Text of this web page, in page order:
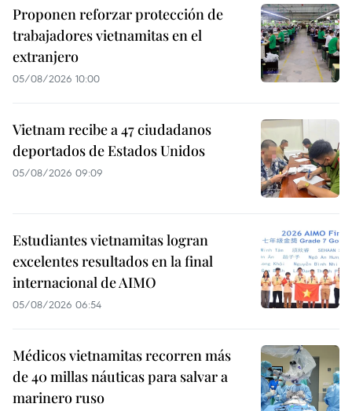
Proponen reforzar protección de
trabajadores vietnamitas en el
extranjero
05/08/2026 10:00
Vietnam recibe a 47 ciudadanos
deportados de Estados Unidos
05/08/2026 09:09
Estudiantes vietnamitas logran
excelentes resultados en la final
internacional de AIMO
05/08/2026 06:54
Médicos vietnamitas recorren más
de 40 millas náuticas para salvar a
marinero ruso